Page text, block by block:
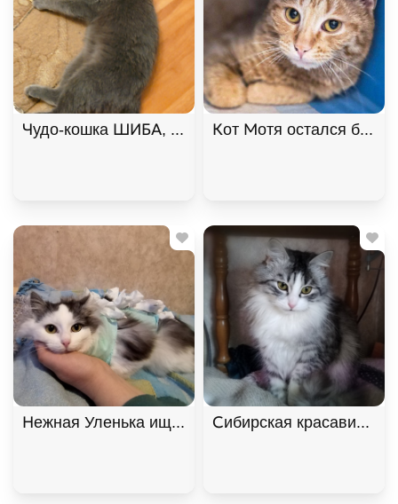
Чудо-кошка ШИБА, русская голубая ищет дом. В
Кот Мотя остался без
Нежная Уленька ищет дом, 8 мес. В дар!,
Сибирская красавица